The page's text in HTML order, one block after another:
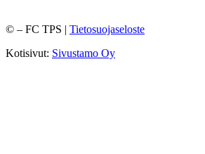
© – FC TPS | Tietosuojaseloste
Kotisivut: Sivustamo Oy